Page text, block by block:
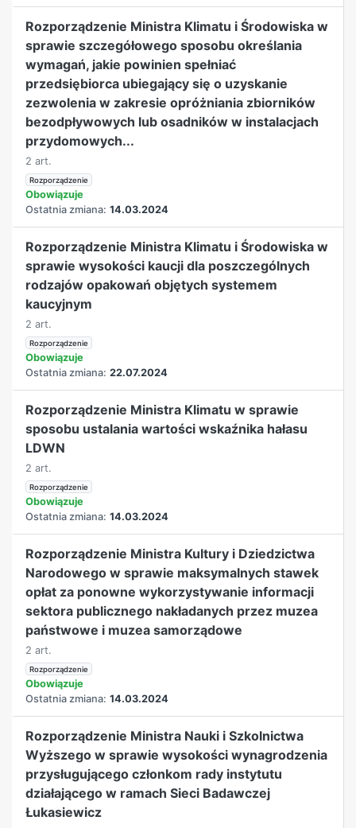
Rozporządzenie Ministra Klimatu i Środowiska w
sprawie szczegółowego sposobu określania
wymagań, jakie powinien spełniać
przedsiębiorca ubiegający się o uzyskanie
zezwolenia w zakresie opróżniania zbiorników
bezodpływowych lub osadników w instalacjach
przydomowych...
2 art.
Rozporządzenie
Obowiązuje
Ostatnia zmiana: 14.03.2024
Rozporządzenie Ministra Klimatu i Środowiska w
sprawie wysokości kaucji dla poszczególnych
rodzajów opakowań objętych systemem
kaucyjnym
2 art.
Rozporządzenie
Obowiązuje
Ostatnia zmiana: 22.07.2024
Rozporządzenie Ministra Klimatu w sprawie
sposobu ustalania wartości wskaźnika hałasu
LDWN
2 art.
Rozporządzenie
Obowiązuje
Ostatnia zmiana: 14.03.2024
Rozporządzenie Ministra Kultury i Dziedzictwa
Narodowego w sprawie maksymalnych stawek
opłat za ponowne wykorzystywanie informacji
sektora publicznego nakładanych przez muzea
państwowe i muzea samorządowe
2 art.
Rozporządzenie
Obowiązuje
Ostatnia zmiana: 14.03.2024
Rozporządzenie Ministra Nauki i Szkolnictwa
Wyższego w sprawie wysokości wynagrodzenia
przysługującego członkom rady instytutu
działającego w ramach Sieci Badawczej
Łukasiewicz